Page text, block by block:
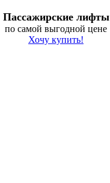
Пассажирские лифты
по самой выгодной цене
Хочу купить!